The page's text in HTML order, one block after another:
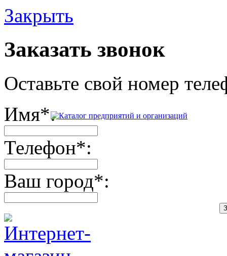
Закрыть
Заказать звонок
Оставьте свой номер
Имя*:
Телефон*:
Ваш город*: